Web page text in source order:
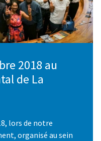
2018 au
de La
lors de notre
organisé au sein